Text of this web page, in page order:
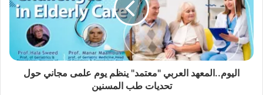
اليوم..المعهد العربي "معتمد" ينظم يوم علمى مجاني حول
تحديات طب المسنين